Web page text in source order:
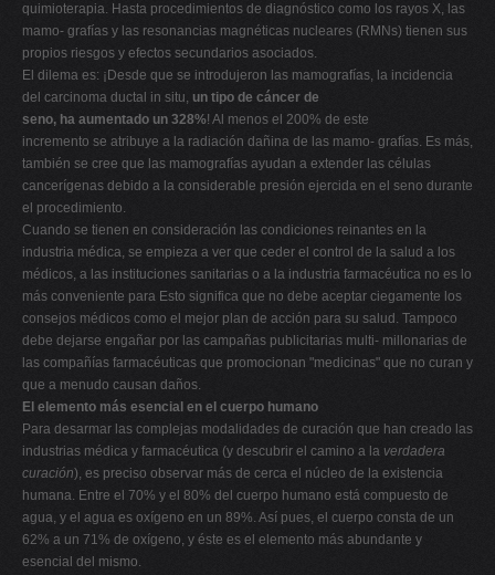
quimioterapia. Hasta procedimientos de diagnóstico como los rayos X, las
mamo- grafías y las resonancias magnéticas nucleares (RMNs) tienen sus
propios riesgos y efectos secundarios asociados.
El dilema es: ¡Desde que se introdujeron las mamografías, la incidencia
del carcinoma ductal in situ, un tipo de cáncer de
seno, ha aumentado un 328%! Al menos el 200% de este
incremento se atribuye a la radiación dañina de las mamo- grafías. Es más,
también se cree que las mamografías ayudan a extender las células
cancerígenas debido a la considerable presión ejercida en el seno durante
el procedimiento.
Cuando se tienen en consideración las condiciones reinantes en la
industria médica, se empieza a ver que ceder el control de la salud a los
médicos, a las instituciones sanitarias o a la industria farmacéutica no es lo
más conveniente para Esto significa que no debe aceptar ciegamente los
consejos médicos como el mejor plan de acción para su salud. Tampoco
debe dejarse engañar por las campañas publicitarias multi- millonarias de
las compañías farmacéuticas que promocionan "medicinas" que no curan y
que a menudo causan daños.
El elemento más esencial en el cuerpo humano
Para desarmar las complejas modalidades de curación que han creado las
industrias médica y farmacéutica (y descubrir el camino a la verdadera
curación), es preciso observar más de cerca el núcleo de la existencia
humana. Entre el 70% y el 80% del cuerpo humano está compuesto de
agua, y el agua es oxígeno en un 89%. Así pues, el cuerpo consta de un
62% a un 71% de oxígeno, y éste es el elemento más abundante y
esencial del mismo.